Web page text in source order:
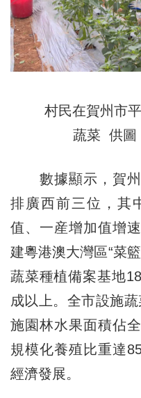
村民在賀州市平
蔬菜 供圖
數據顯示，賀州
排廣西前三位，其
值、一産增加值增
建粵港澳大灣區“菜
蔬菜種植備案基地
成以上。全市設施
施園林水果面積佔
規模化養殖比重達
經濟發展。